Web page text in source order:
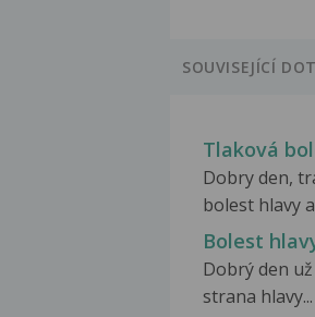
SOUVISEJÍCÍ
Tlaková
Dobry den,
bolest hlavy a
Bolest
Dobrý den
strana hlavy...